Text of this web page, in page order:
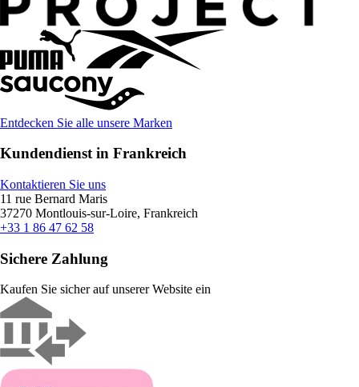
Entdecken Sie alle unsere Marken
Kundendienst in Frankreich
Kontaktieren Sie uns
11 rue Bernard Maris
37270 Montlouis-sur-Loire, Frankreich
+33 1 86 47 62 58
Sichere Zahlung
Kaufen Sie sicher auf unserer Website ein